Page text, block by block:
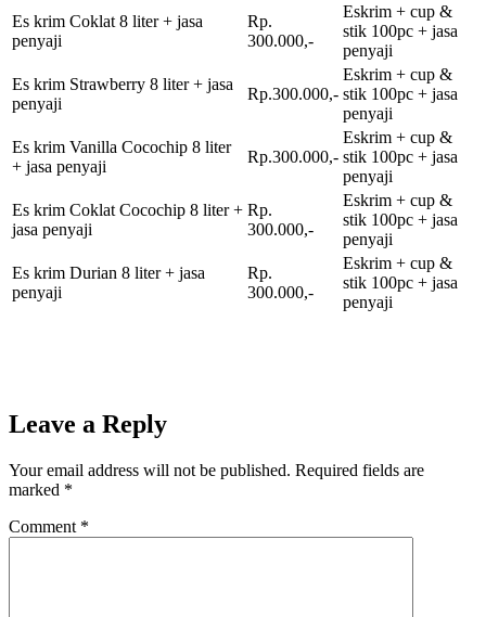
Es krim Coklat 8 liter + jasa
penyaji
Rp.
300.000,-
Eskrim + cup &
stik 100pc + jasa
penyaji
Es krim Strawberry 8 liter + jasa
penyaji
Rp.300.000,-
Eskrim + cup &
stik 100pc + jasa
penyaji
Es krim Vanilla Cocochip 8 liter
+ jasa penyaji
Rp.300.000,-
Eskrim + cup &
stik 100pc + jasa
penyaji
Es krim Coklat Cocochip 8 liter +
jasa penyaji
Rp.
300.000,-
Eskrim + cup &
stik 100pc + jasa
penyaji
Es krim Durian 8 liter + jasa
penyaji
Rp.
300.000,-
Eskrim + cup &
stik 100pc + jasa
penyaji
Leave a Reply
Your email address will not be published. Required fields are
marked *
Comment *